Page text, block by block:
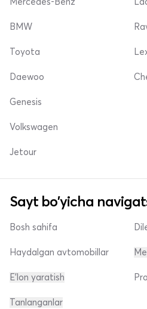
BMW
Toyota
Daewoo
Genesis
Volkswagen
Jetour
Sayt bo'yicha
Bosh sahifa
Haydalgan avtomobillar
E'lon yaratish
Tanlanganlar